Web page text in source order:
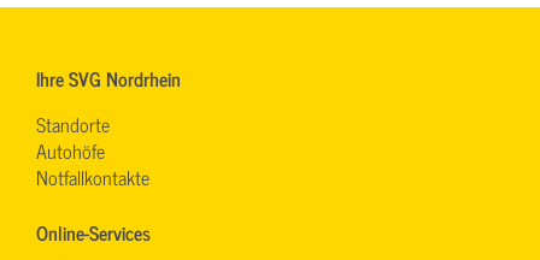
Ihre SVG Nordrhein
Standorte
Autohöfe
Notfallkontakte
Online-Services